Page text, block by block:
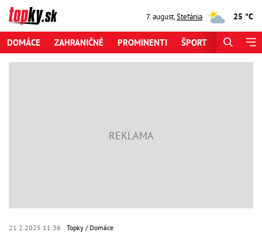
7. august,Štefánia 25 °C
DOMÁCE ZAHRANIČNÉ PROMINENTI ŠPORT
21.2.2025 11:36 Topky Domáce